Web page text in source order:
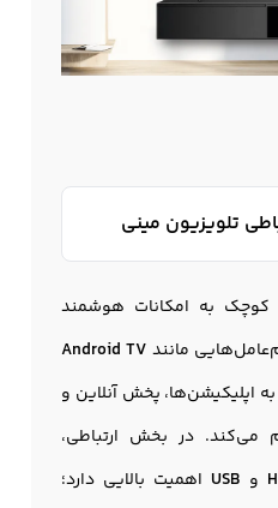
تلویزیون مینی
کوچک به امکانات هوشمند
مانند Android TV
اپلیکیشن‌ها، پخش آنلاین و
می‌کند. در بخش ارتباطی،
و USB اهمیت بالایی دارد؛